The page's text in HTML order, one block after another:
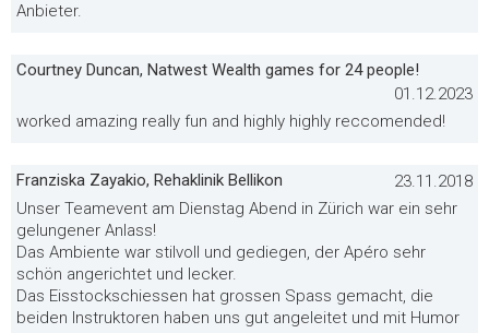
Anbieter.
Courtney Duncan, Natwest Wealth games for 24 people!
01.12.2023
worked amazing really fun and highly highly reccomended!
Franziska Zayakio, Rehaklinik Bellikon
23.11.2018
Unser Teamevent am Dienstag Abend in Zürich war ein sehr
gelungener Anlass!
Das Ambiente war stilvoll und gediegen, der Apéro sehr
schön angerichtet und lecker.
Das Eisstockschiessen hat grossen Spass gemacht, die
beiden Instruktoren haben uns gut angeleitet und mit Humor